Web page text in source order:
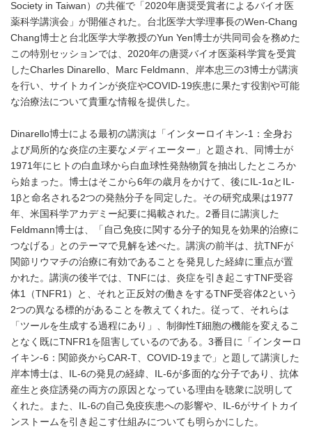
Society in Taiwan）の共催で「2020年唐奨受賞者によるバイオ医
薬科学講演会」が開催された。台北医学大学理事長のWen-Chang
Chang博士と台北医学大学教授のYun Yen博士が共同司会を務めた
この特別セッションでは、2020年の唐奨バイオ医薬科学賞を受賞
したCharles Dinarello、Marc Feldmann、岸本忠三の3博士が講演
を行い、サイトカインが炎症やCOVID-19疾患に果たす役割や可能
な治療法について貴重な情報を提供した。
Dinarello博士による最初の講演は「インターロイキン-1：全身お
よび局所的な炎症の主要なメディエーター」と題され、同博士が
1971年にヒトの白血球から白血球性発熱物質を抽出したところか
ら始まった。博士はそこから6年の歳月をかけて、後にIL-1αとIL-
1βと命名される2つの発熱分子を同定した。その研究成果は1977
年、米国科学アカデミー紀要に掲載された。2番目に講演した
Feldmann博士は、「自己免疫に関する分子的知見を効果的治療に
つなげる」とのテーマで見解を述べた。講演の前半は、抗TNFが
関節リウマチの治療に有効であることを発見した経緯に重点が置
かれた。講演の後半では、TNFには、炎症を引き起こすTNF受容
体1（TNFR1）と、それと正反対の働きをするTNF受容体2という
2つの異なる標的があることを教えてくれた。従って、それらは
「ツールを生成する過程にあり」、制御性T細胞の機能を変えるこ
となく既にTNFR1を阻害しているのである。3番目に「インターロ
イキン-6：関節炎からCAR-T、COVID-19まで」と題して講演した
岸本博士は、IL-6の発見の経緯、IL-6が多面的な分子であり、抗体
産生と炎症誘発の両方の原因となっている理由を聴衆に説明して
くれた。また、IL-6の自己免疫疾患への影響や、IL-6がサイトカイ
ンストームを引き起こす仕組みについても明らかにした。